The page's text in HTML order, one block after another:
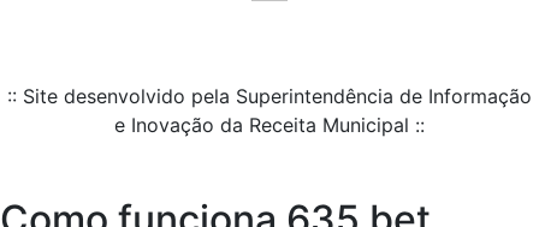
:: Site desenvolvido pela Superintendência de Informação
e Inovação da Receita Municipal ::